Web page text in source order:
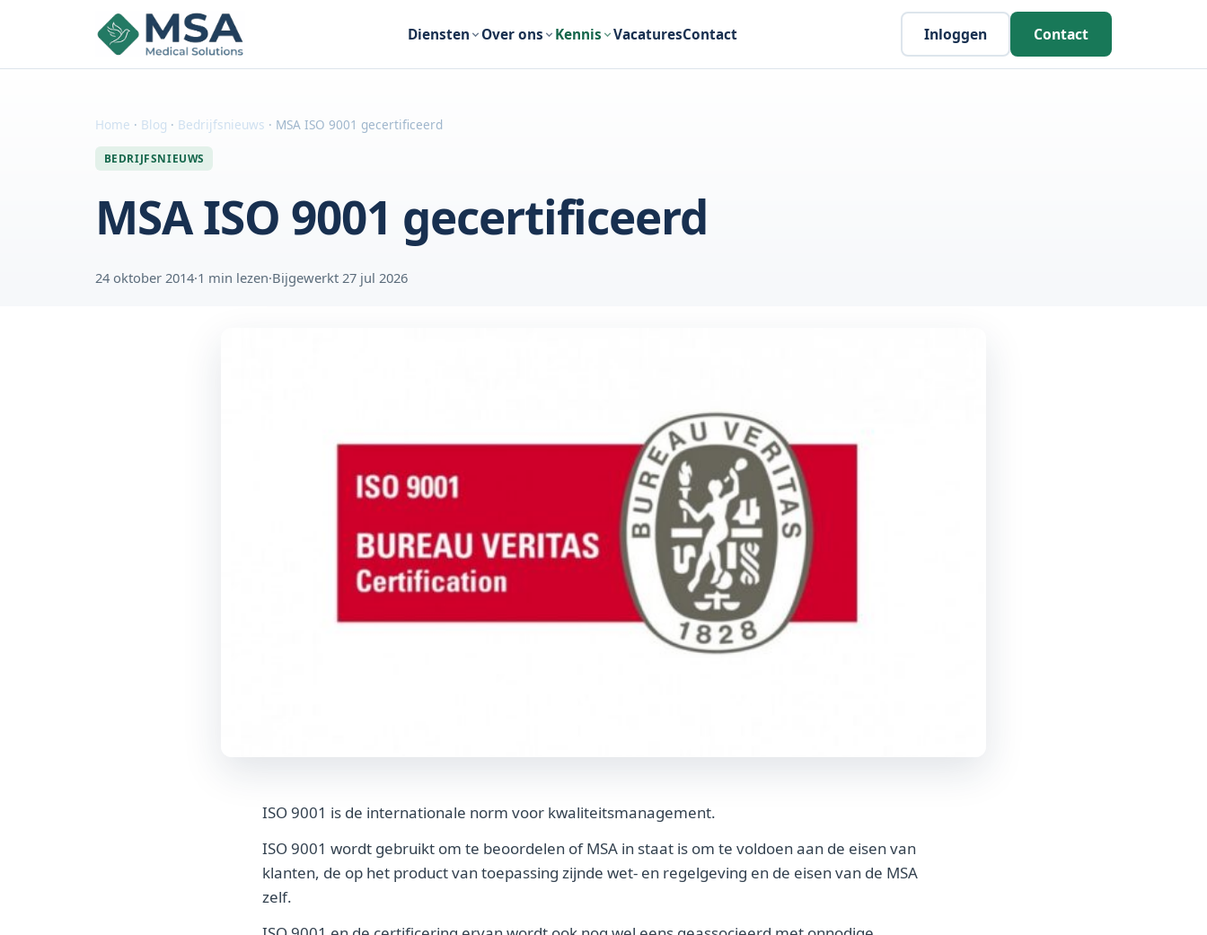
Diensten Over ons Kennis VacaturesContact Inloggen Contact
Home · Blog · Bedrijfsnieuws · MSA ISO 9001 gecertificeerd
BEDRIJFSNIEUWS
MSA ISO 9001 gecertificeerd
24 oktober 2014·1 min lezen·Bijgewerkt 27 jul 2026
ISO 9001 is de internationale norm voor kwaliteitsmanagement.
ISO 9001 wordt gebruikt om te beoordelen of MSA in staat is om te voldoen aan de eisen van
klanten, de op het product van toepassing zijnde wet- en regelgeving en de eisen van de MSA
zelf.